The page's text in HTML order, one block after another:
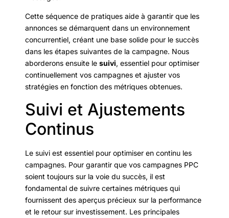
Cette séquence de pratiques aide à garantir que les
annonces se démarquent dans un environnement
concurrentiel, créant une base solide pour le succès
dans les étapes suivantes de la campagne. Nous
aborderons ensuite le suivi, essentiel pour optimiser
continuellement vos campagnes et ajuster vos
stratégies en fonction des métriques obtenues.
Suivi et Ajustements
Continus
Le suivi est essentiel pour optimiser en continu les
campagnes. Pour garantir que vos campagnes PPC
soient toujours sur la voie du succès, il est
fondamental de suivre certaines métriques qui
fournissent des aperçus précieux sur la performance
et le retour sur investissement. Les principales